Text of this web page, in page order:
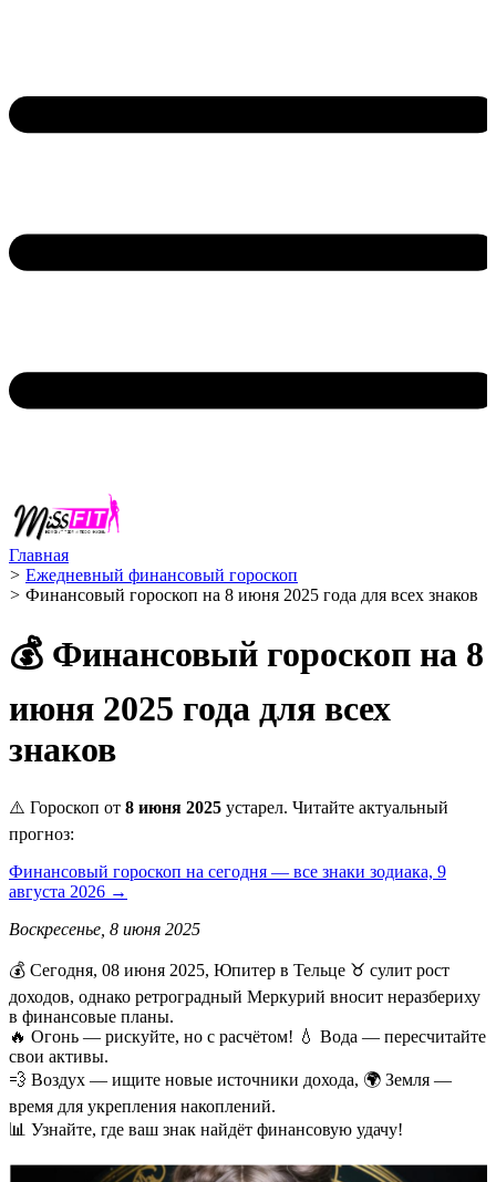
Главная
> Ежедневный финансовый гороскоп
> Финансовый гороскоп на 8 июня 2025 года для всех знаков
💰 Финансовый гороскоп на 8
июня 2025 года для всех
знаков
⚠️ Гороскоп от 8 июня 2025 устарел. Читайте актуальный
прогноз:
Финансовый гороскоп на сегодня — все знаки зодиака, 9
августа 2026 →
Воскресенье, 8 июня 2025
💰 Сегодня, 08 июня 2025, Юпитер в Тельце ♉ сулит рост
доходов, однако ретроградный Меркурий вносит неразбериху
в финансовые планы.
🔥 Огонь — рискуйте, но с расчётом! 💧 Вода — пересчитайте
свои активы.
💨 Воздух — ищите новые источники дохода, 🌍 Земля —
время для укрепления накоплений.
📊 Узнайте, где ваш знак найдёт финансовую удачу!